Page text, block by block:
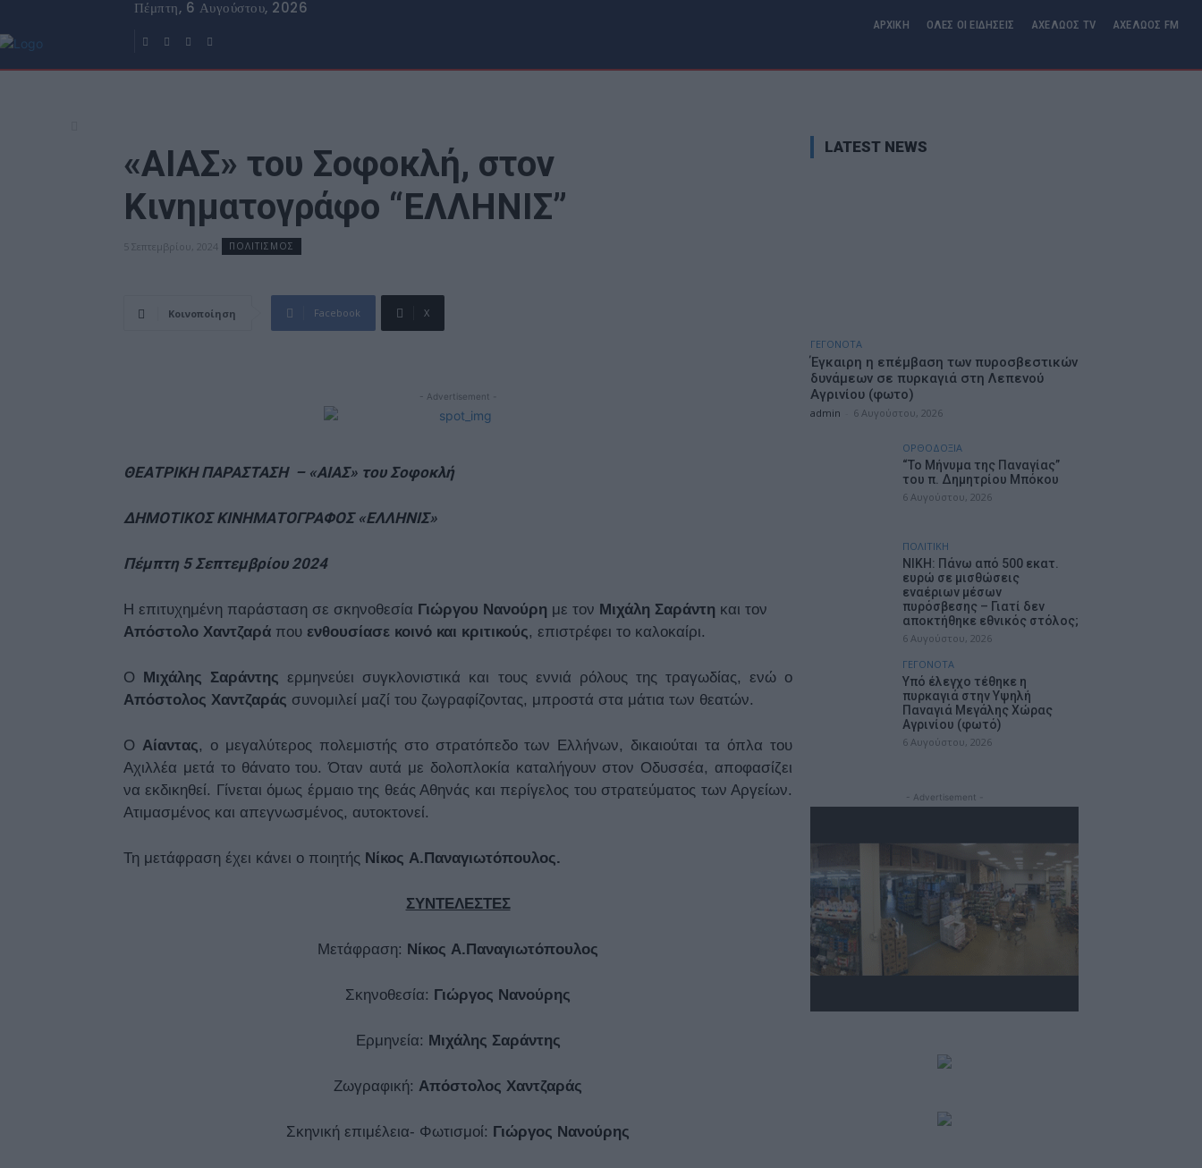
Πέμπτη, 6 Αυγούστου, 2026
ΑΡΧΙΚΗ ΟΛΕΣ ΟΙ ΕΙΔΗΣΕΙΣ ΑΧΕΛΩΟΣ TV ΑΧΕΛΩΟΣ FM
«ΑΙΑΣ» του Σοφοκλή, στον
Κινηματογράφο “ΕΛΛΗΝΙΣ”
5 Σεπτεμβρίου, 2024 ΠΟΛΙΤΙΣΜΟΣ
Κοινοποίηση Facebook X
- Advertisement -
ΘΕΑΤΡΙΚΗ ΠΑΡΑΣΤΑΣΗ – «ΑΙΑΣ» του Σοφοκλή
ΔΗΜΟΤΙΚΟΣ ΚΙΝΗΜΑΤΟΓΡΑΦΟΣ «ΕΛΛΗΝΙΣ»
Πέμπτη 5 Σεπτεμβρίου 2024
Η επιτυχημένη παράσταση σε σκηνοθεσία Γιώργου Νανούρη με τον Μιχάλη Σαράντη και τον
Απόστολο Χαντζαρά που ενθουσίασε κοινό και κριτικούς, επιστρέφει το καλοκαίρι.
Ο Μιχάλης Σαράντης ερμηνεύει συγκλονιστικά και τους εννιά ρόλους της τραγωδίας, ενώ ο
Απόστολος Χαντζαράς συνομιλεί μαζί του ζωγραφίζοντας, μπροστά στα μάτια των θεατών.
Ο Αίαντας, ο μεγαλύτερος πολεμιστής στο στρατόπεδο των Ελλήνων, δικαιούται τα όπλα του
Αχιλλέα μετά το θάνατο του. Όταν αυτά με δολοπλοκία καταλήγουν στον Οδυσσέα, αποφασίζει
να εκδικηθεί. Γίνεται όμως έρμαιο της θεάς Αθηνάς και περίγελος του στρατεύματος των Αργείων.
Ατιμασμένος και απεγνωσμένος, αυτοκτονεί.
Τη μετάφραση έχει κάνει ο ποιητής Νίκος A.Παναγιωτόπουλος.
ΣΥΝΤΕΛΕΣΤΕΣ
Μετάφραση: Νίκος A.Παναγιωτόπουλος
Σκηνοθεσία: Γιώργος Νανούρης
Ερμηνεία: Μιχάλης Σαράντης
Ζωγραφική: Απόστολος Χαντζαράς
Σκηνική επιμέλεια- Φωτισμοί: Γιώργος Νανούρης
LATEST NEWS
ΓΕΓΟΝΟΤΑ
Έγκαιρη η επέμβαση των πυροσβεστικών
δυνάμεων σε πυρκαγιά στη Λεπενού
Αγρινίου (φωτο)
admin 6 Αυγούστου, 2026
ΟΡΘΟΔΟΞΙΑ
“Το Μήνυμα της Παναγίας”
του π. Δημητρίου Μπόκου
6 Αυγούστου, 2026
ΠΟΛΙΤΙΚΗ
ΝΙΚΗ: Πάνω από 500 εκατ.
ευρώ σε μισθώσεις
εναέριων μέσων
πυρόσβεσης – Γιατί δεν
αποκτήθηκε εθνικός στόλος;
6 Αυγούστου, 2026
ΓΕΓΟΝΟΤΑ
Υπό έλεγχο τέθηκε η
πυρκαγιά στην Υψηλή
Παναγιά Μεγάλης Χώρας
Αγρινίου (φωτό)
6 Αυγούστου, 2026
- Advertisement -